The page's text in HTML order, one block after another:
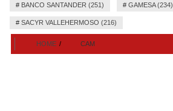
# BANCO SANTANDER (251) # GAMESA (234)
# SACYR VALLEHERMOSO (216)
HOME CAM